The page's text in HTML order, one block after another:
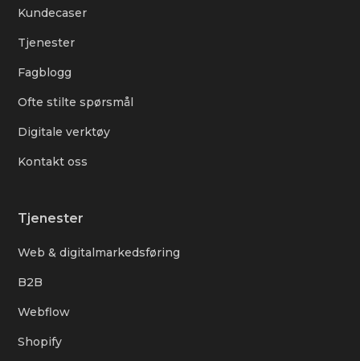
Kundecaser
Tjenester
Fagblogg
Ofte stilte spørsmål
Digitale verktøy
Kontakt oss
Tjenester
Web & digitalmarkedsføring
B2B
Webflow
Shopify